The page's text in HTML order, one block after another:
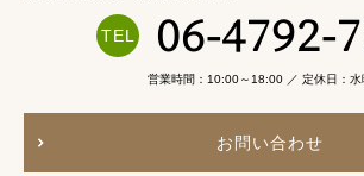
06-4792-
営業時間：10:00～18:00 ／ 定休日：水
お問い合わせ